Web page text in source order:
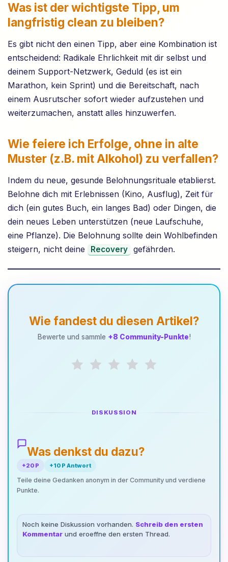
Was ist der wichtigste Tipp, um
langfristig clean zu bleiben?
Es gibt nicht den einen Tipp, aber eine Kombination ist
entscheidend: Radikale Ehrlichkeit mit dir selbst und
deinem Support-Netzwerk, Geduld (es ist ein
Marathon, kein Sprint) und die Bereitschaft, nach
einem Ausrutscher sofort wieder aufzustehen und
weiterzumachen, anstatt alles hinzuwerfen.
Wie feiere ich Erfolge, ohne in alte
Muster (z.B. mit Alkohol) zu verfallen?
Indem du neue, gesunde Belohnungsrituale etablierst.
Belohne dich mit Erlebnissen (Kino, Ausflug), Zeit für
dich (ein gutes Buch, ein langes Bad) oder Dingen, die
dein neues Leben unterstützen (neue Laufschuhe,
eine Pflanze). Die Belohnung sollte dein Wohlbefinden
steigern, nicht deine
Recovery gefährden.
Wie fandest du diesen Artikel?
Bewerte und sammle +8 Community-Punkte!
DISKUSSION
Was denkst du dazu?
+20 P +10 P Antwort
Teile deine Gedanken anonym in der Community und verdiene
Punkte.
Noch keine Diskussion vorhanden. Schreib den ersten
Kommentar und eroeffne den ersten Thread.